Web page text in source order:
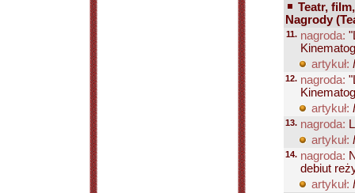
Teatr,
Nagrody
11. nagroda:
artykuł:
12. nagroda:
artykuł:
13. nagroda:
artykuł:
14. nagroda:
debiut
artykuł: